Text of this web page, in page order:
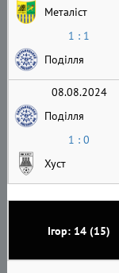
Ігор: 14 (15)
Металіст
1 : 1
Поділля
08.08.2024
Поділля
1 : 0
Хуст